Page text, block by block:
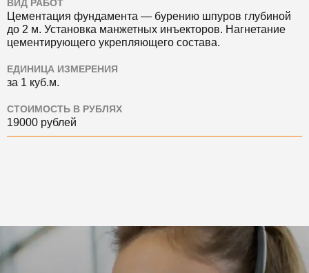
ВИД РАБОТ
Цементация фундамента — бурению шпуров глубиной
до 2 м. Установка манжетных инъекторов. Нагнетание
цементирующего укрепляющего состава.
ЕДИНИЦА ИЗМЕРЕНИЯ
за 1 куб.м.
СТОИМОСТЬ В РУБЛЯХ
19000 рублей